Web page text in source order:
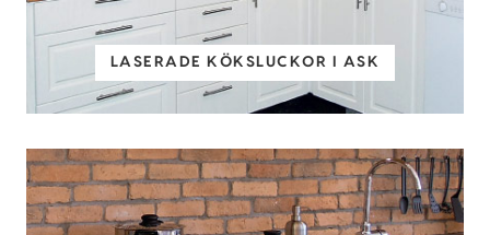
LASERADE KÖKSLUCKOR I ASK